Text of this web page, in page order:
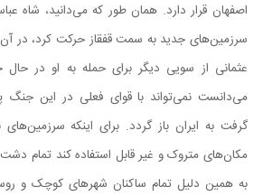
اصفهان قرار دارد. همان‌ طور که می‌دانید، شاه
سرزمین‌های جدید به سمت قفقاز حرکت کرد، در
عثمانی از سویی دیگر برای حمله به او در
می‌دانست نمی‌تواند با قوای فعلی در این جنگ
گرفت به ایران باز گردد. برای اینکه
مکان‌های متروک و غیر قابل استفاده کند تمام دشت
به همین دلیل تمام ساکنان شهر‌های کوچک و